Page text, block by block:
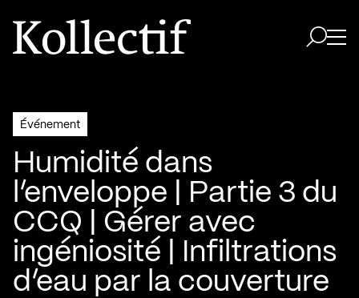
Aller à la page d'accueil
Logo Kollectif
Événement
Humidité dans
l’enveloppe | Partie 3 du
CCQ | Gérer avec
ingéniosité | Infiltrations
d’eau par la couverture